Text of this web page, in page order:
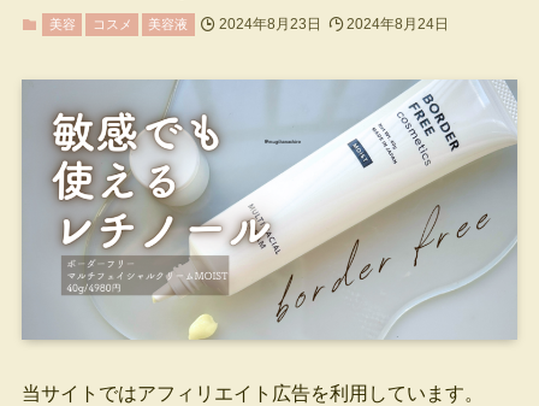
美容 コスメ 美容液 2024年8月23日 2024年8月24日
当サイトではアフィリエイト広告を利用しています。